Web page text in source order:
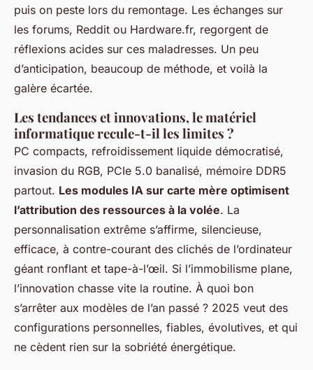
puis on peste lors du remontage. Les échanges sur
les forums, Reddit ou Hardware.fr, regorgent de
réflexions acides sur ces maladresses. Un peu
d’anticipation, beaucoup de méthode, et voilà la
galère écartée.
Les tendances et innovations, le matériel
informatique recule-t-il les limites ?
PC compacts, refroidissement liquide démocratisé,
invasion du RGB, PCIe 5.0 banalisé, mémoire DDR5
partout. Les modules IA sur carte mère optimisent
l’attribution des ressources à la volée. La
personnalisation extrême s’affirme, silencieuse,
efficace, à contre-courant des clichés de l’ordinateur
géant ronflant et tape-à-l’œil. Si l’immobilisme plane,
l’innovation chasse vite la routine. À quoi bon
s’arrêter aux modèles de l’an passé ? 2025 veut des
configurations personnelles, fiables, évolutives, et qui
ne cèdent rien sur la sobriété énergétique.